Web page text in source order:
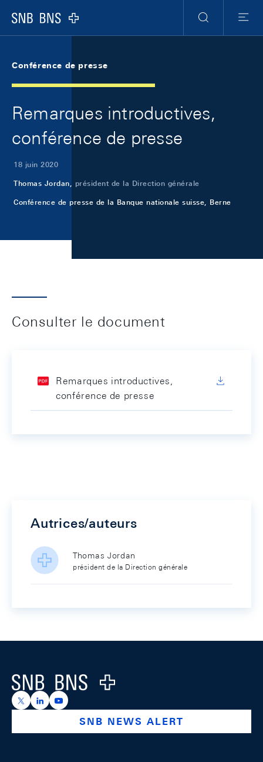
Logo
RechercheMenu
Conférence de presse
Remarques introductives,
conférence de presse
18 juin 2020
Thomas Jordan, président de la Direction générale
Conférence de presse de la Banque nationale suisse, Berne
Consulter le document
Remarques introductives,
conférence de presse
Autrices/auteurs
Thomas Jordan
président de la Direction générale
Logo
https://x.com/snb_bns
https://ch.linkedin.com/company/swiss-national-
https://www.youtube.com/@swissnationalbank
SNB NEWS ALERT